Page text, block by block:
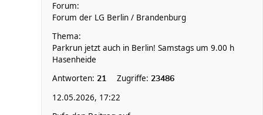
Forum:
Forum der LG Berlin / Brandenburg
Thema:
Parkrun jetzt auch in Berlin! Samstags um 9.00 h
Hasenheide
Antworten: 21 Zugriffe: 23486
12.05.2026, 17:22